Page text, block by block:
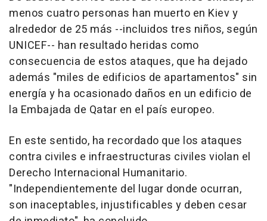
menos cuatro personas han muerto en Kiev y
alrededor de 25 más --incluidos tres niños, según
UNICEF-- han resultado heridas como
consecuencia de estos ataques, que ha dejado
además "miles de edificios de apartamentos" sin
energía y ha ocasionado daños en un edificio de
la Embajada de Qatar en el país europeo.
En este sentido, ha recordado que los ataques
contra civiles e infraestructuras civiles violan el
Derecho Internacional Humanitario.
"Independientemente del lugar donde ocurran,
son inaceptables, injustificables y deben cesar